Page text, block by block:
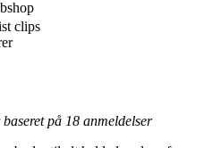
clips
på 18 anmeldelser